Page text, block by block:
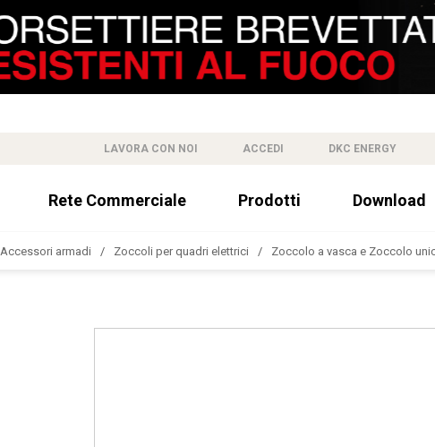
LAVORA CON NOI ACCEDI DKC ENERGY
Rete Commerciale Prodotti Download
Accessori armadi Zoccoli per quadri elettrici Zoccolo a vasca e Zoccolo